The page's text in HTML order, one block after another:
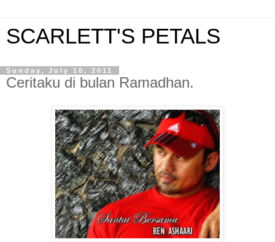
SCARLETT'S PETALS
Sunday, July 10, 2011
Ceritaku di bulan Ramadhan.